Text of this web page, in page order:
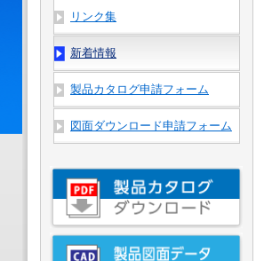
リンク集
新着情報
製品カタログ申請フォーム
図面ダウンロード申請フォーム